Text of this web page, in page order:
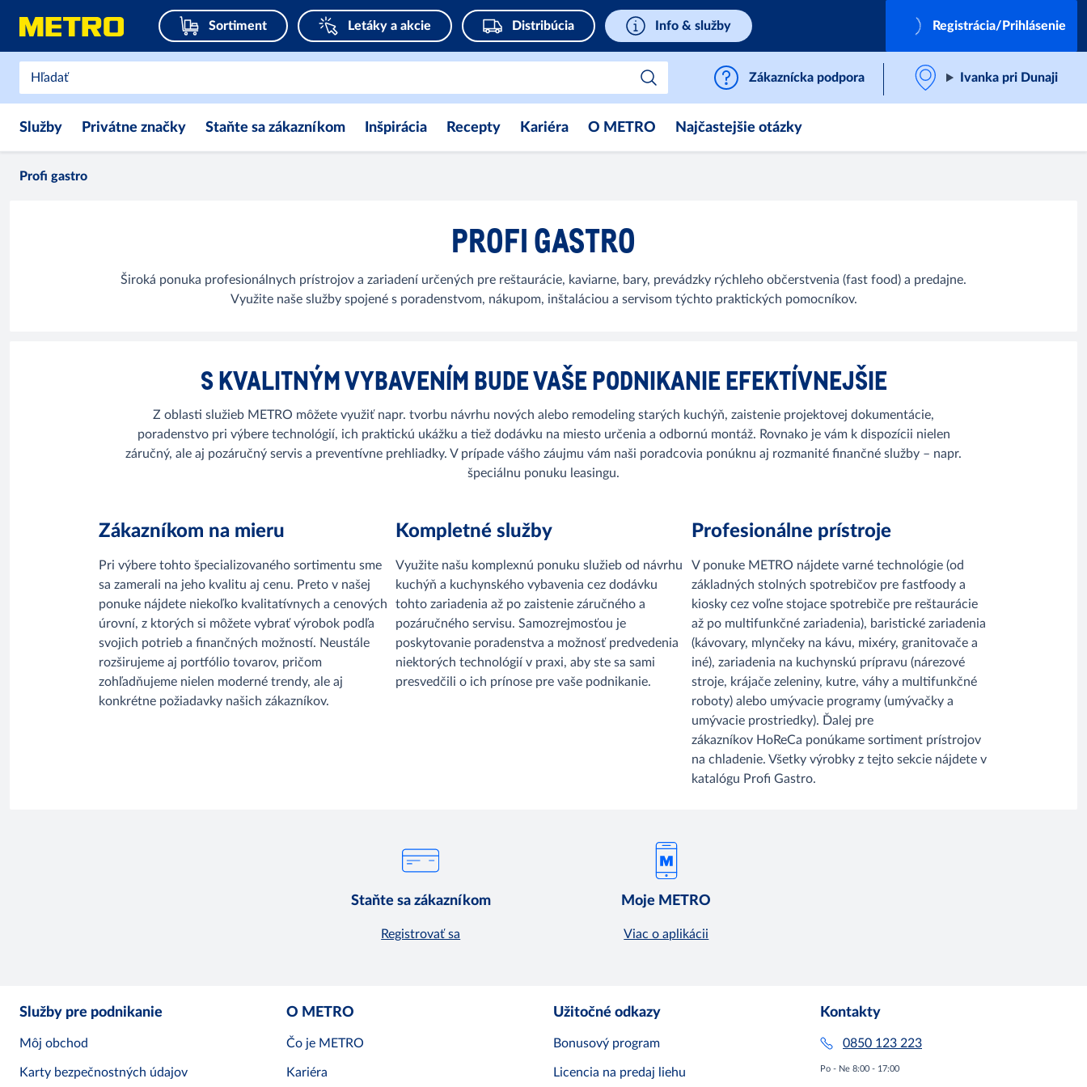
Sortiment Letáky a akcie Distribúcia Info & služby Registrácia/Prihlásenie
Zákaznícka podpora Ivanka pri Dunaji
Služby Privátne značky Staňte sa zákazníkom Inšpirácia Recepty Kariéra O METRO Najčastejšie otázky
Profi gastro
PROFI GASTRO
Široká ponuka profesionálnych prístrojov a zariadení určených pre reštaurácie, kaviarne, bary, prevádzky rýchleho občerstvenia (fast food) a predajne.
Využite naše služby spojené s poradenstvom, nákupom, inštaláciou a servisom týchto praktických pomocníkov.
S KVALITNÝM VYBAVENÍM BUDE VAŠE PODNIKANIE EFEKTÍVNEJŠIE
Z oblasti služieb METRO môžete využiť napr. tvorbu návrhu nových alebo remodeling starých kuchýň, zaistenie projektovej dokumentácie,
poradenstvo pri výbere technológií, ich praktickú ukážku a tiež dodávku na miesto určenia a odbornú montáž. Rovnako je vám k dispozícii nielen
záručný, ale aj pozáručný servis a preventívne prehliadky. V prípade vášho záujmu vám naši poradcovia ponúknu aj rozmanité finančné služby – napr.
špeciálnu ponuku leasingu.
Zákazníkom na mieru
Pri výbere tohto špecializovaného sortimentu sme
sa zamerali na jeho kvalitu aj cenu. Preto v našej
ponuke nájdete niekoľko kvalitatívnych a cenových
úrovní, z ktorých si môžete vybrať výrobok podľa
svojich potrieb a finančných možností. Neustále
rozširujeme aj portfólio tovarov, pričom
zohľadňujeme nielen moderné trendy, ale aj
konkrétne požiadavky našich zákazníkov.
Kompletné služby
Využite našu komplexnú ponuku služieb od návrhu
kuchýň a kuchynského vybavenia cez dodávku
tohto zariadenia až po zaistenie záručného a
pozáručného servisu. Samozrejmosťou je
poskytovanie poradenstva a možnosť predvedenia
niektorých technológií v praxi, aby ste sa sami
presvedčili o ich prínose pre vaše podnikanie.
Profesionálne prístroje
V ponuke METRO nájdete varné technológie (od
základných stolných spotrebičov pre fastfoody a
kiosky cez voľne stojace spotrebiče pre reštaurácie
až po multifunkčné zariadenia), baristické zariadenia
(kávovary, mlynčeky na kávu, mixéry, granitovače a
iné), zariadenia na kuchynskú prípravu (nárezové
stroje, krájače zeleniny, kutre, váhy a multifunkčné
roboty) alebo umývacie programy (umývačky a
umývacie prostriedky). Ďalej pre
zákazníkov HoReCa ponúkame sortiment prístrojov
na chladenie. Všetky výrobky z tejto sekcie nájdete v
katalógu Profi Gastro.
Staňte sa zákazníkom
Registrovať sa
Moje METRO
Viac o aplikácii
Služby pre podnikanie
Môj obchod
Karty bezpečnostných údajov
O METRO
Čo je METRO
Kariéra
Užitočné odkazy
Bonusový program
Licencia na predaj liehu
Kontakty
0850 123 223
Po - Ne 8:00 - 17:00